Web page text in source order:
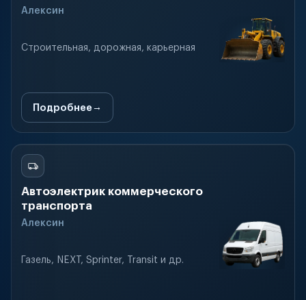
Алексин
Строительная, дорожная, карьерная
Подробнее
Автоэлектрик коммерческого
транспорта
Алексин
Газель, NEXT, Sprinter, Transit и др.